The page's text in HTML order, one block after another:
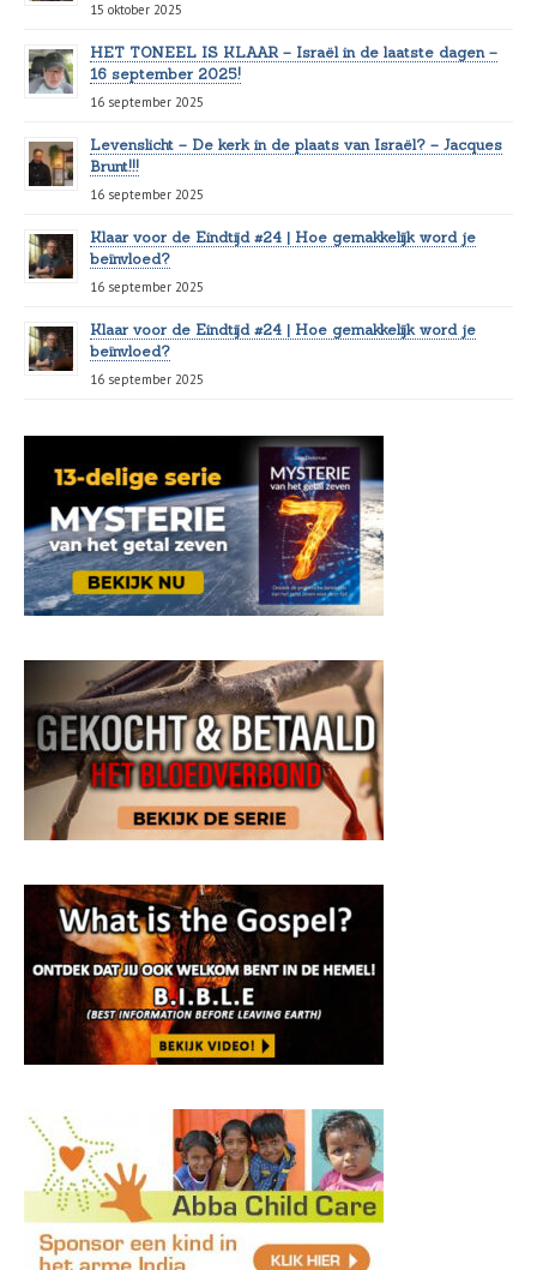
15 oktober 2025
HET TONEEL IS KLAAR – Israël in de laatste dagen –
16 september 2025!
16 september 2025
Levenslicht – De kerk in de plaats van Israël? – Jacques
Brunt!!!
16 september 2025
Klaar voor de Eindtijd #24 | Hoe gemakkelijk word je
beïnvloed?
16 september 2025
Klaar voor de Eindtijd #24 | Hoe gemakkelijk word je
beïnvloed?
16 september 2025